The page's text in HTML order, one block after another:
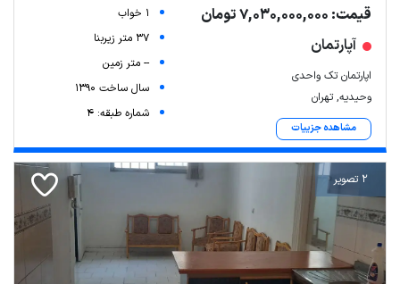
قیمت: 7,030,000,000 تومان
آپارتمان
اپارتمان تک واحدی
وحیدیه, تهران
مشاهده جزییات
1 خواب
37 متر زیربنا
-- متر زمین
سال ساخت 1390
شماره طبقه: 4
2 تصویر